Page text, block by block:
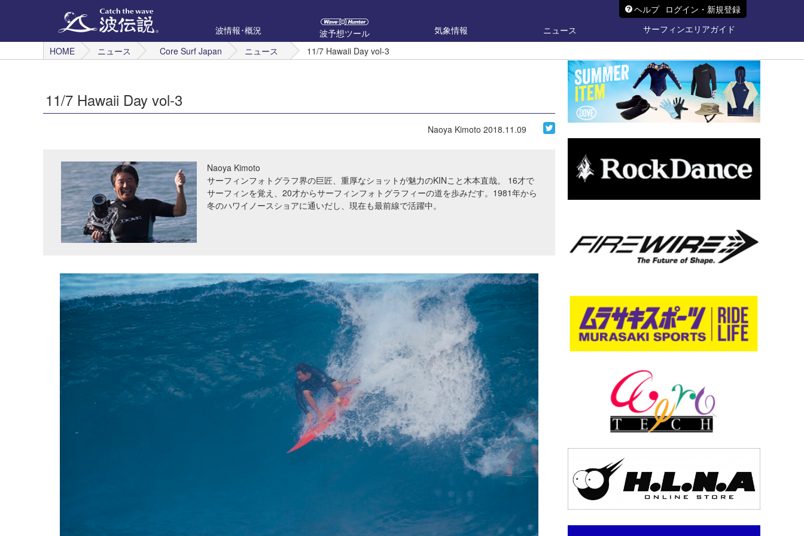
ヘルプ ログイン・新規登録
波情報･概況
波予想ツール 気象情報 ニュース
サーフィンエリアガイド
HOME
ニュース Core Surf Japan ニュース 11/7 Hawaii Day vol-3
11/7 Hawaii Day vol-3
Naoya Kimoto 2018.11.09
Naoya Kimoto
サーフィンフォトグラフ界の巨匠、重厚なショットが魅力のKINこと木本直哉。 16才で
サーフィンを覚え、20才からサーフィンフォトグラフィーの道を歩みだす。1981年から
冬のハワイノースショアに通いだし、現在も最前線で活躍中。